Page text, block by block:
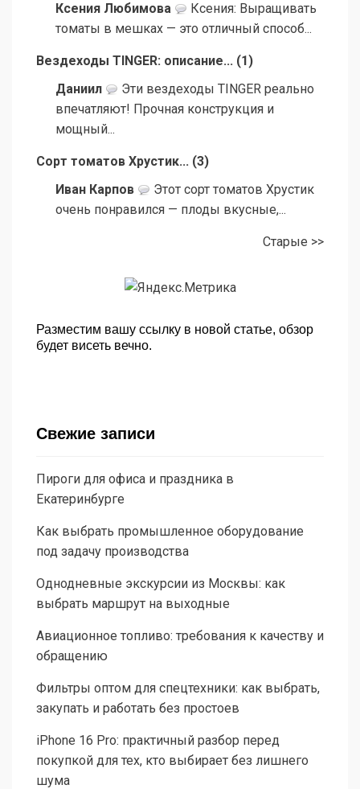
Ксения Любимова
Ксения: Выращивать
томаты в мешках — это отличный способ...
Вездеходы TINGER: описание... (1 )
Даниил
Эти вездеходы TINGER реально
впечатляют! Прочная конструкция и
мощный...
Сорт томатов Хрустик... (3)
Иван Карпов
Этот сорт томатов Хрустик
очень понравился — плоды вкусные,...
Старые >>
Разместим вашу ссылку в новой статье, обзор
будет висеть вечно.
Свежие записи
Пироги для офиса и праздника в
Екатеринбурге
Как выбрать промышленное оборудование
под задачу производства
Однодневные экскурсии из Москвы: как
выбрать маршрут на выходные
Авиационное топливо: требования к качеству и
обращению
Фильтры оптом для спецтехники: как выбрать,
закупать и работать без простоев
iPhone 16 Pro: практичный разбор перед
покупкой для тех, кто выбирает без лишнего
шума